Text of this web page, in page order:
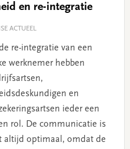
en re-integratie
ACTUEEL
re-integratie van een
werknemer hebben
en
ieder een
rol. De communicatie is
altijd optimaal, omdat de